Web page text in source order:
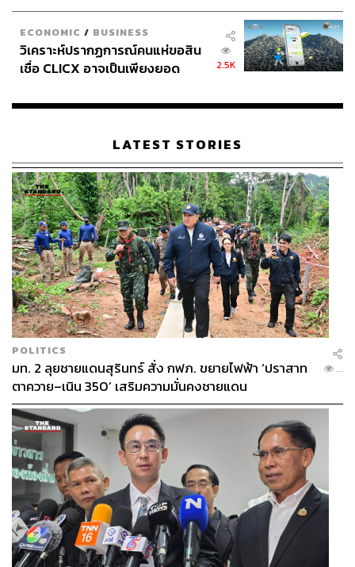
เสียงใบไม้เสียดสีแทรกแซมด้วยเสียงธารน้ำไหล ท่วงทำนอง
แห่งชาติที่ชวนให้จิตใจสงบยิ่ง น้ำในทะเลสาบใสจนอยาก
แปลงร่างเป็นปลาลงไปแหวกว่าย ลอยตัวเหนือผิวน้ำให้
สายน้ำไหลผ่าน เดินสำรวจจนหนำใจ หากเหนื่อยแต่ยังไม่
อยากกลับ แนะนำให้พักเหนื่อยจิบชา ณ Grindelwald เลานจ์
น่านั่งของ Kamikochi Imperial Hotel ที่พักแห่งแรกในอุทยาน
และเป็นรีสอร์ตระดับ 5 ดาวแห่งเดียว เคยต้อนรับนักเดินทาง
คนดังมาแล้วหลายท่าน รวมถึงพระบรมวงศานุวงศ์ไทยใน
รัชกาลปัจจุบันด้วย บรรยากาศด้านในตกแต่งด้วยไม้สีเข้ม
กลางโถงมีเตาผิงขนาดใหญ่ให้ความอบอุ่น เซตน้ำชาที่นี่ดัง
มาก หากอยากลองต้องจองล่วงหน้าเท่านั้น หนึ่งเซตประกอบ
ไปด้วยขนม 1 ชิ้น และเครื่องดื่ม 1 ชนิด สั่งร้อนหรือเย็นก็ตาม
แต่ชอบ เมนูแนะนำ ได้แก่ เค้กโอเปราและบลูเบอร์รีชีสพาย
ทั้งหมดสนนราคาเพียง 1,500 เยนเท่านั้น
ECONOMIC / BUSINESS
วิเคราะห์ปรากฏการณ์คนแห่ขอสิน
เชื่อ CLICX อาจเป็นเพียงยอด
เรือนไทยที่ถูกซุกไว้
2.5K
LATEST STORIES
POLITICS
มท. 2 ลุยชายแดนสุรินทร์ สั่ง กฟภ. ขยายไฟฟ้า ‘ปราสาท
ตาควาย–เนิน 350’ เสริมความมั่นคงชายแดน
...